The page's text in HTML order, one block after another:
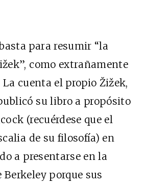
para resumir “la
como extrañamente
cuenta el propio Žižek,
su libro a propósito
(recuérdese que el
de su filosofía) en
a presentarse en la
porque sus